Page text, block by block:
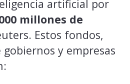
artificial por
millones de
Estos fondos,
y empresas